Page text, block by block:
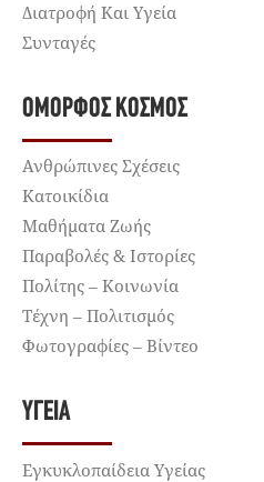
Διατροφή Και Υγεία
Συνταγές
ΌΜΟΡΦΟΣ ΚΌΣΜΟΣ
Ανθρώπινες Σχέσεις
Κατοικίδια
Μαθήματα Ζωής
Παραβολές & Ιστορίες
Πολίτης – Κοινωνία
Τέχνη – Πολιτισμός
Φωτογραφίες – Βίντεο
ΥΓΕΊΑ
Εγκυκλοπαίδεια Υγείας